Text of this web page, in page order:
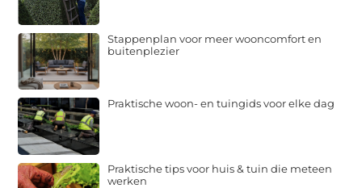
Stappenplan voor meer wooncomfort en
buitenplezier
Praktische woon- en tuingids voor elke dag
Praktische tips voor huis & tuin die meteen
werken